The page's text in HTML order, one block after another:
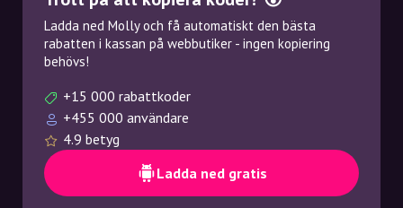
Ladda ned Molly och få automatiskt den bästa
rabatten i kassan på webbutiker - ingen kopiering
behövs!
+15 000 rabattkoder
+455 000 användare
4.9 betyg
Ladda ned gratis